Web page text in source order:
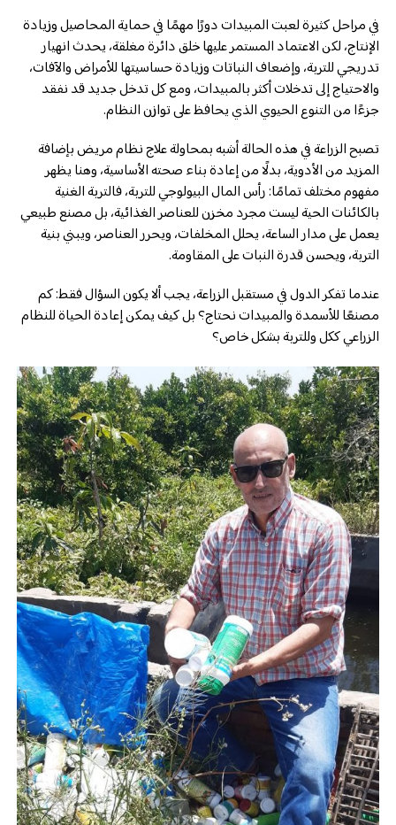
في مراحل كثيرة لعبت المبيدات دورًا مهمًا في حماية المحاصيل وزيادة
الإنتاج، لكن الاعتماد المستمر عليها خلق دائرة مغلقة، يحدث انهيار
تدريجي للتربة، وإضعاف النباتات وزيادة حساسيتها للأمراض والآفات،
والاحتياج إلى تدخلات أكثر بالمبيدات، ومع كل تدخل جديد قد نفقد
جزءًا من التنوع الحيوي الذي يحافظ على توازن النظام.
تصبح الزراعة في هذه الحالة أشبه بمحاولة علاج نظام مريض بإضافة
المزيد من الأدوية، بدلًا من إعادة بناء صحته الأساسية، وهنا يظهر
مفهوم مختلف تمامًا: رأس المال البيولوجي للتربة، فالتربة الغنية
بالكائنات الحية ليست مجرد مخزن للعناصر الغذائية، بل مصنع طبيعي
يعمل على مدار الساعة، يحلل المخلفات، ويحرر العناصر، ويبني بنية
التربة، ويحسن قدرة النبات على المقاومة.
عندما تفكر الدول في مستقبل الزراعة، يجب ألا يكون السؤال فقط: كم
مصنعًا للأسمدة والمبيدات نحتاج؟ بل كيف يمكن إعادة الحياة للنظام
الزراعي ككل وللتربة بشكل خاص؟